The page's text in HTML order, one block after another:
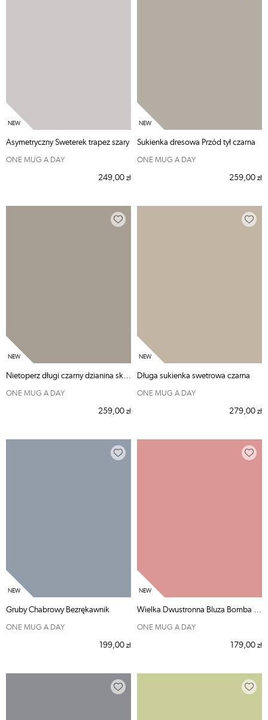
Asymetryczny Sweterek trapez szary
ONE MUG A DAY
249,00 zł
Sukienka dresowa Przód tył czarna
ONE MUG A DAY
259,00 zł
Nietoperz długi czarny dzianina skórzana
ONE MUG A DAY
259,00 zł
Długa sukienka swetrowa czarna
ONE MUG A DAY
279,00 zł
Gruby Chabrowy Bezrękawnik
ONE MUG A DAY
199,00 zł
ONE MUG A DAY
179,00 zł